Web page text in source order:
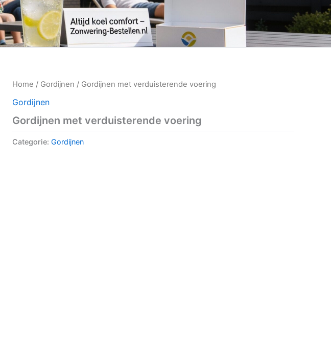
Home / Gordijnen / Gordijnen met verduisterende voering
Gordijnen
Gordijnen met verduisterende voering
Categorie: Gordijnen